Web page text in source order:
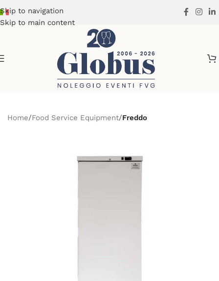
Skip to navigation
Skip to main content
Home Food Service Equipment Freddo